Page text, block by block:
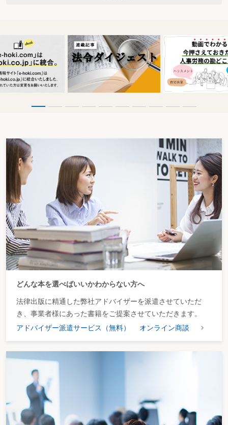
どんな本を選べばいいかわからない方へ
法律出版に精通した弊社アドバイザーを派遣させていただ
き、事業者様にあった書籍をご提案させていただきます。
アドバイザー派遣サービス（無料）
オンライン商談